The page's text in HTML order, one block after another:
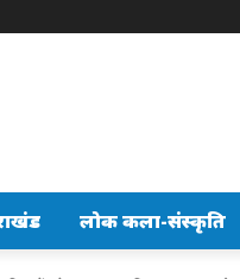
लोक कला-संस्कृति